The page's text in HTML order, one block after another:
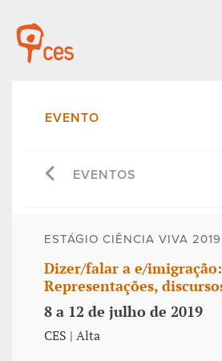
EVENTO
EVENTOS
ESTÁGIO CIÊNCIA VIVA 2019
Dizer/falar a e/imigração:
Representações,
8 a 12 de julho de 2019
CES | Alta